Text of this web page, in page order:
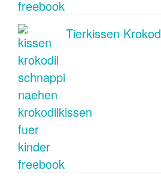
Tierkissen